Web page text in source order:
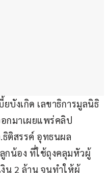
บังเกิด เลขาธิการมูลนิธิ
กมาเผยแพร่คลิป
ติสรรค์ อุทธนผล
กน้อง ที่ใช้ถุงคลุมหัวผู้
น 2 ล้าน จนทำให้ผู้